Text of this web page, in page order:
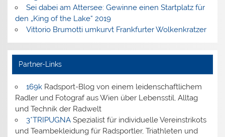
Sei dabei am Attersee: Gewinne einen Startplatz für
den „King of the Lake“ 2019
Vittorio Brumotti umkurvt Frankfurter Wolkenkratzer
Partner-Links
169kRadsport-Blog von einem leidenschaftlichem
Radler und Fotograf aus Wien über Lebensstil, Alltag
und Technik der Radwelt
3*TRIPUGNASpezialist für individuelle Vereinstrikots
und Teambekleidung für Radsportler, Triathleten und